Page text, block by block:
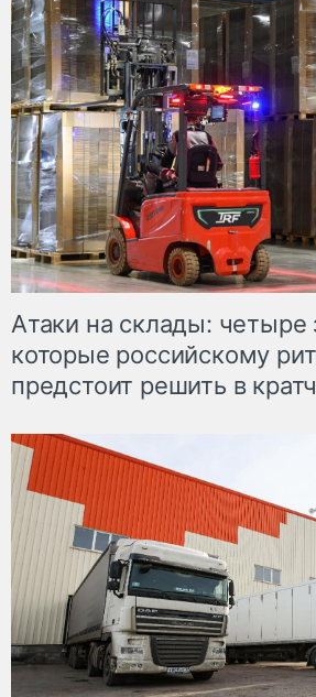
Атаки на склады: четыре
которые российскому
предстоит решить в